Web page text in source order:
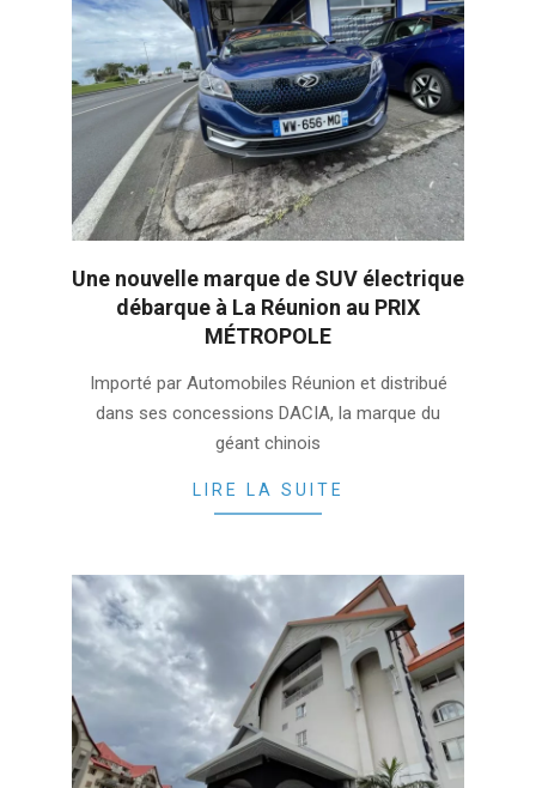
Une nouvelle marque de SUV électrique
débarque à La Réunion au PRIX
MÉTROPOLE
04-Importé par Automobiles Réunion et distribué
dans ses concessions DACIA, la marque du
géant chinois
LIRE LA SUITE